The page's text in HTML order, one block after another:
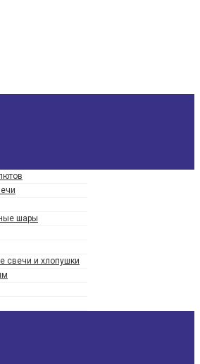
шары
свечи и хлопушки